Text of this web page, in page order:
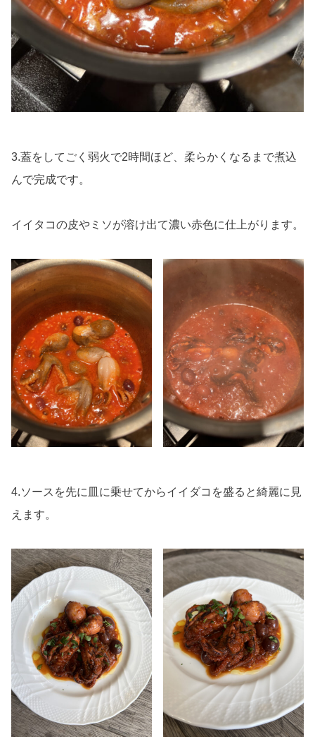
3.蓋をしてごく弱火で2時間ほど、柔らかくなるまで煮込
んで完成です。
イイタコの皮やミソが溶け出て濃い赤色に仕上がります。
4.ソースを先に皿に乗せてからイイダコを盛ると綺麗に見
えます。